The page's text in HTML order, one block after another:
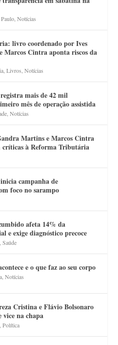
,Notícias
livro coordenado por Ives
Marcos Cintra aponta riscos da
,Livros ,Notícias
mais de 42 mil
mês de operação assistida
,Notícias
Martins e Marcos Cintra
críticas à Reforma Tributária
campanha de
foco no sarampo
afeta 14% da
e exige diagnóstico precoce
,Saúde
e o que faz ao seu corpo
,Notícias
Cristina e Flávio Bolsonaro
vice na chapa
,Política